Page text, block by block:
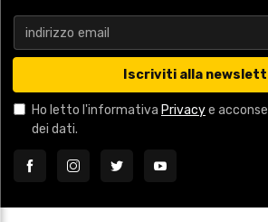
Iscriviti alla
Ho letto l'informativa Privacye
dei dati.